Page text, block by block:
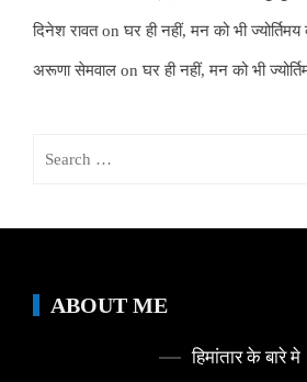
दिनेश रावतonघर ही नहीं, मन को भी ज्योर्तिमय
अरूणा सेमवाल onघर ही नहीं, मन को भी
ABOUT ME
हिमांतार के बारे मे